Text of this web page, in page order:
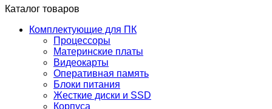
Каталог товаров
Комплектующие для ПК
Процессоры
Материнские платы
Видеокарты
Оперативная память
Блоки питания
Жесткие диски и SSD
Корпуса